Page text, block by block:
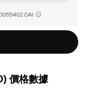
DAI
價格數據